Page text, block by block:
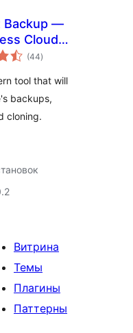
Backup —
Cloud
(44общий
рейтинг
)
tool that will
backups,
cloning.
Витрина
Темы
Плагины
Паттерны